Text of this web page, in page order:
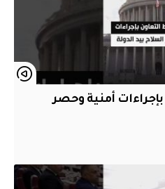
أمنية وحصر